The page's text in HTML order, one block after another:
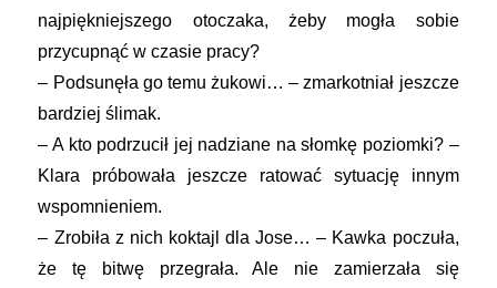
najpiękniejszego otoczaka, żeby mogła sobie
przycupnąć w czasie pracy?
– Podsunęła go temu żukowi… – zmarkotniał jeszcze
bardziej ślimak.
– A kto podrzucił jej nadziane na słomkę poziomki? –
Klara próbowała jeszcze ratować sytuację innym
wspomnieniem.
– Zrobiła z nich koktajl dla Jose… – Kawka poczuła,
że tę bitwę przegrała. Ale nie zamierzała się